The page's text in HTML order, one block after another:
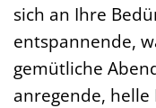
sich an Ihre
entspannende,
gemütliche
anregende,